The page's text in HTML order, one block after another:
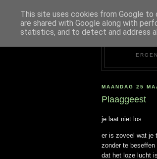
MAANDAG 25
Plaaggeest
je laat niet los
er is zoveel wat je
zonder te beseffen
dat het loze lucht is
This site uses cookies from Google to
are shared with Google along with
statistics, and to detect and address